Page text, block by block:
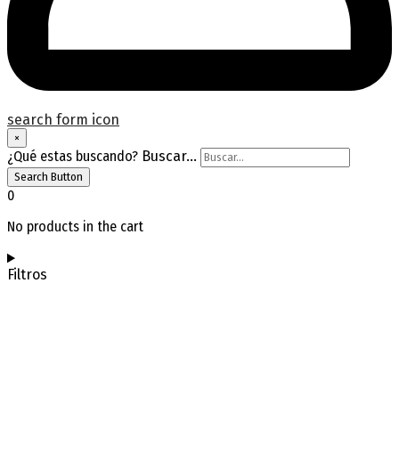
search form icon
×
¿Qué estas buscando? Buscar...
Search Button
0
No products in the cart
Filtros